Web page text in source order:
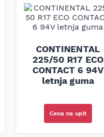
CONTINENTAL
225/50 R17 ECO
CONTACT 6 94V
letnja guma
Cena na upit